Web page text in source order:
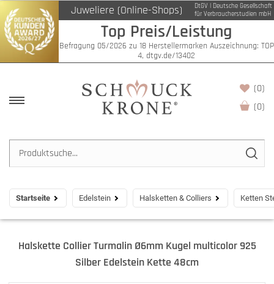
Juweliere (Online-Shops)
DtGV | Deutsche Gesellschaft
für Verbraucherstudien mbH
Top Preis/Leistung
Befragung 05/2026 zu 18 Herstellermarken Auszeichnung: TOP
4, dtgv.de/13402
(0)
(0)
Startseite Edelstein Halsketten & Colliers Ketten
Halskette Collier Turmalin Ø6mm Kugel multicolor 925
Silber Edelstein Kette 48cm